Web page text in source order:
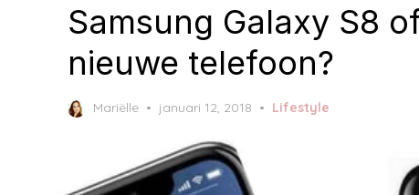
Samsung Galaxy S8
nieuwe telefoon?
Mariëlle
Posted
januari 12, 2018 Lifestyle